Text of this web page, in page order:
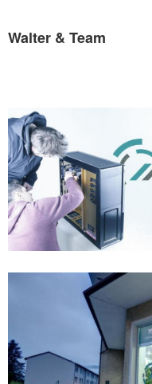
Walter & Team